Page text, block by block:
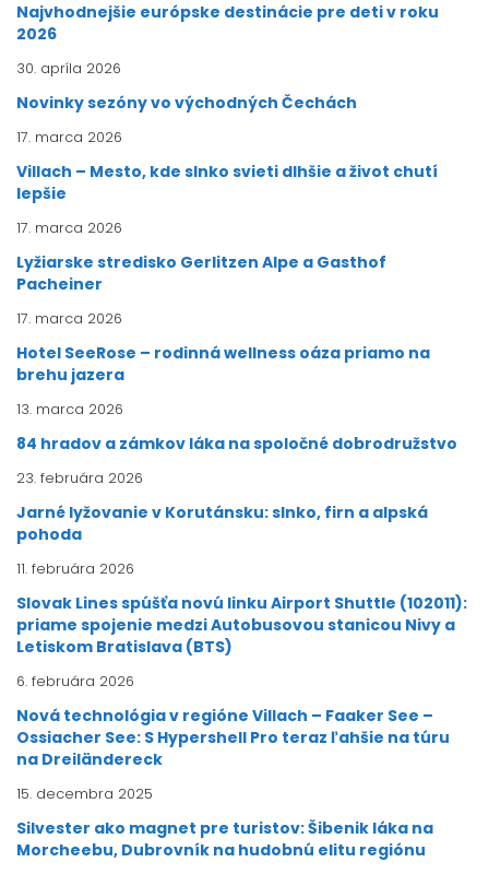
Najvhodnejšie európske destinácie pre deti v roku
2026
30. apríla 2026
Novinky sezóny vo východných Čechách
17. marca 2026
Villach – Mesto, kde slnko svieti dlhšie a život chutí
lepšie
17. marca 2026
Lyžiarske stredisko Gerlitzen Alpe a Gasthof
Pacheiner
17. marca 2026
Hotel SeeRose – rodinná wellness oáza priamo na
brehu jazera
13. marca 2026
84 hradov a zámkov láka na spoločné dobrodružstvo
23. februára 2026
Jarné lyžovanie v Korutánsku: slnko, firn a alpská
pohoda
11. februára 2026
Slovak Lines spúšťa novú linku Airport Shuttle (102011):
priame spojenie medzi Autobusovou stanicou Nivy a
Letiskom Bratislava (BTS)
6. februára 2026
Nová technológia v regióne Villach – Faaker See –
Ossiacher See: S Hypershell Pro teraz ľahšie na túru
na Dreiländereck
15. decembra 2025
Silvester ako magnet pre turistov: Šibenik láka na
Morcheebu, Dubrovník na hudobnú elitu regiónu